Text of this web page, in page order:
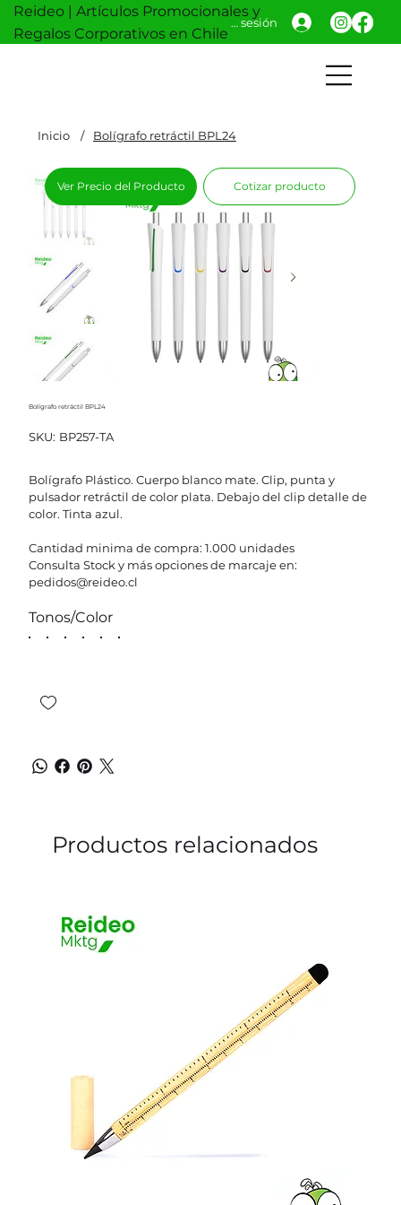
Reideo | Artículos Promocionales y
Regalos Corporativos en Chile
Iniciar sesión
Inicio / Bolígrafo retráctil BPL24
Bolígrafo retráctil BPL24
SKU: SKU
BP257-
BP257-TA
Bolígrafo Plástico. Cuerpo blanco mate. Clip, punta y
pulsador retráctil de color plata. Debajo del clip detalle de
color. Tinta azul.
Cantidad minima de compra: 1.000 unidades
Consulta Stock y más opciones de marcaje en:
pedidos@reideo.cl
Tonos/Color
Ver Precio del Producto Cotizar producto
Productos relacionados